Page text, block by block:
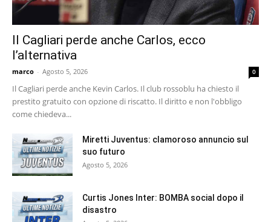
Il Cagliari perde anche Carlos, ecco
l’alternativa
marco - Agosto 5, 2026 0
Il Cagliari perde anche Kevin Carlos. Il club rossoblu ha chiesto il
prestito gratuito con opzione di riscatto. Il diritto e non l'obbligo
come chiedeva...
Miretti Juventus: clamoroso annuncio sul
suo futuro
Agosto 5, 2026
Curtis Jones Inter: BOMBA social dopo il
disastro